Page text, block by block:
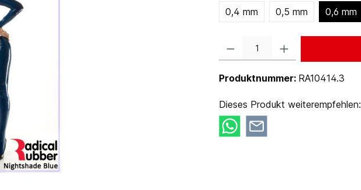
0,4 mm
0,5 mm 0,6 mm
Produktnummer: RA10414.3
Dieses Produkt weiterempfehlen: